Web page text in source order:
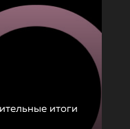
итоги